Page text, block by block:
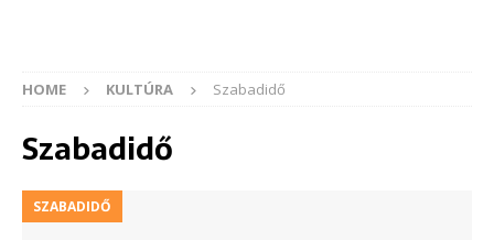
HOME KULTÚRA Szabadidő
Szabadidő
SZABADIDŐ